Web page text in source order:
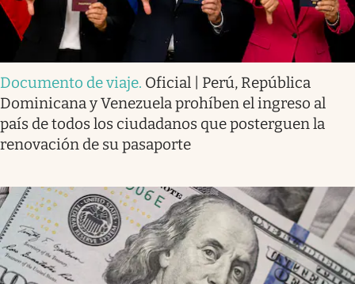
Documento de viaje. Oficial | Perú, República
Dominicana y Venezuela prohíben el ingreso al
país de todos los ciudadanos que posterguen la
renovación de su pasaporte